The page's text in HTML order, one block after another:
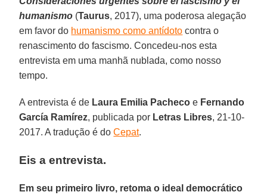
humanismo (Taurus, 2017), uma poderosa alegação
em favor do humanismo como antídoto contra o
renascimento do fascismo. Concedeu-nos esta
entrevista em uma manhã nublada, como nosso
tempo.
A entrevista é de Laura Emilia Pacheco e Fernando
García Ramírez, publicada por Letras Libres, 21-10-
2017. A tradução é doCepat.
Eis a entrevista.
Em seu primeiro livro, retoma o ideal democrático